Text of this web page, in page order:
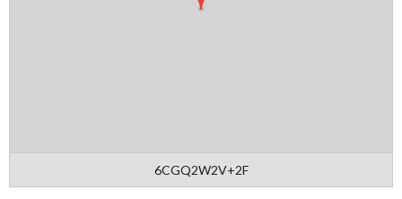
6CGQ2W2V+2F